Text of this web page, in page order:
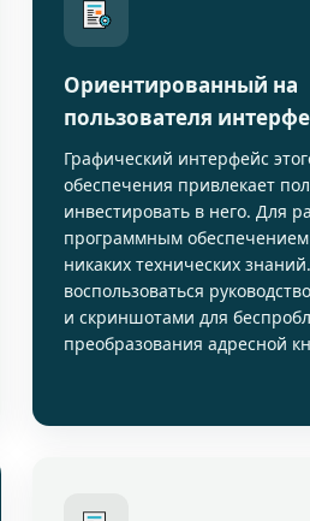
Ориентированный на
пользователя
Графический интерфейс
обеспечения привлекает
инвестировать в него. Для
программным обеспечением
никаких технических
воспользоваться
и скриншотами для
преобразования адресной